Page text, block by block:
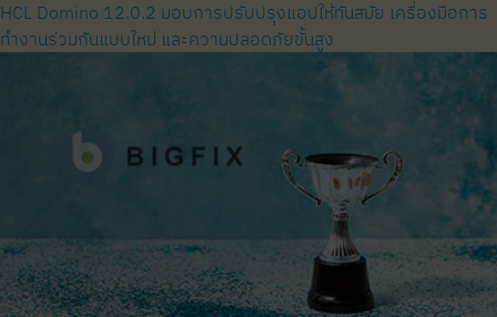
HCL Domino 12.0.2 มอบการปรับปรุงแอปให้ทันสมัย ​​เครื่องมือการ
ทำงานร่วมกันแบบใหม่ และความปลอดภัยขั้นสูง